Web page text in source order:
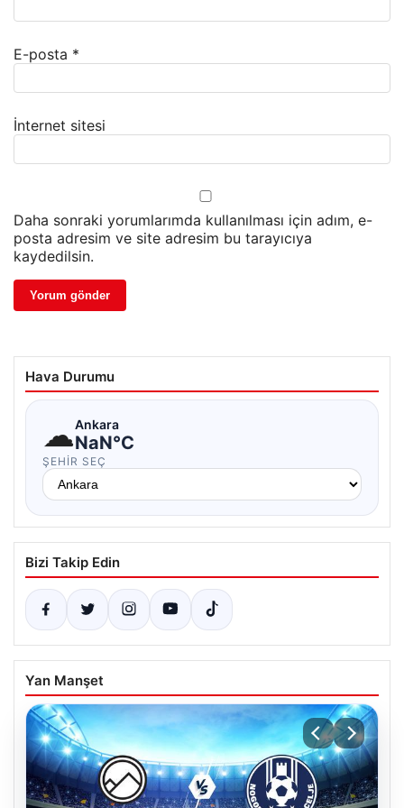
E-posta *
İnternet sitesi
Daha sonraki yorumlarımda kullanılması için adım, e-
posta adresim ve site adresim bu tarayıcıya
kaydedilsin.
Hava Durumu
☁Ankara
NaN°C
ŞEHIR SEÇ
Bizi Takip Edin
Yan Manşet